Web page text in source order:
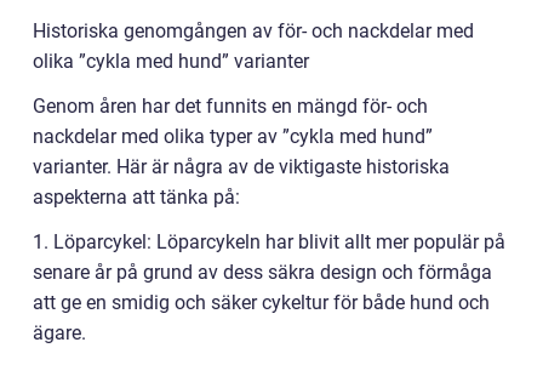
Historiska genomgången av för- och nackdelar med
olika ”cykla med hund” varianter
Genom åren har det funnits en mängd för- och
nackdelar med olika typer av ”cykla med hund”
varianter. Här är några av de viktigaste historiska
aspekterna att tänka på:
1. Löparcykel: Löparcykeln har blivit allt mer populär på
senare år på grund av dess säkra design och förmåga
att ge en smidig och säker cykeltur för både hund och
ägare.